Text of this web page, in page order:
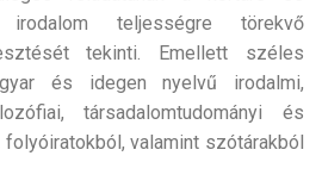
teljességre törekvő
tekinti. Emellett széles
és idegen nyelvű irodalmi,
társadalomtudományi és
valamint szótárakból